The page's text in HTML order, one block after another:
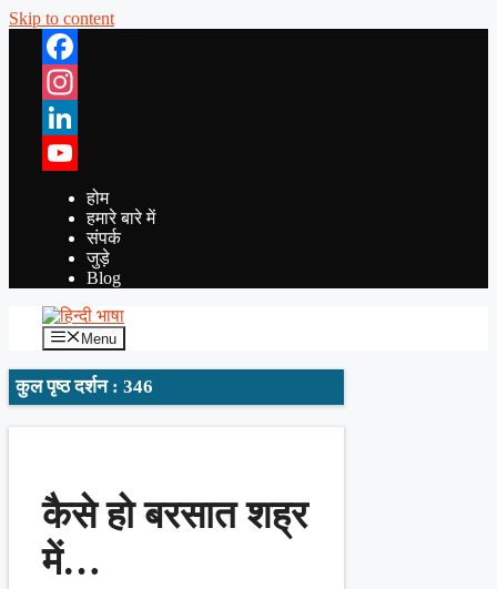
Skip to content
Facebook
Instagram
LinkedIn
YouTube
होम
हमारे बारे में
संपर्क
जुड़े
Blog
Menu
कुल पृष्ठ दर्शन : 346
कैसे हो बरसात शह्र
में…